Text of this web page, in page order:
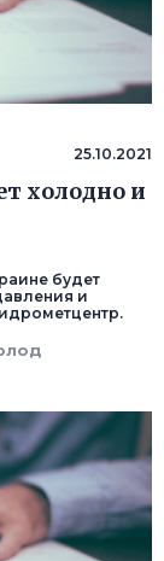
25.10.2021
холодно и
будет
и